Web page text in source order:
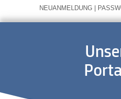
NEUANMELDUNG |